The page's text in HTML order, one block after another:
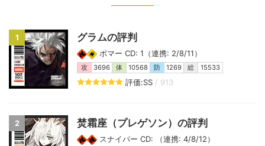
1 グラムの評判
ボマー CD: 1（連携: 2/8/11）
攻 3696 体 10568 防 1269 総 15533
評価:SS / 913
2 焚霜座（プレゲソン）の評判
スナイパー CD: （連携: 4/8/12）